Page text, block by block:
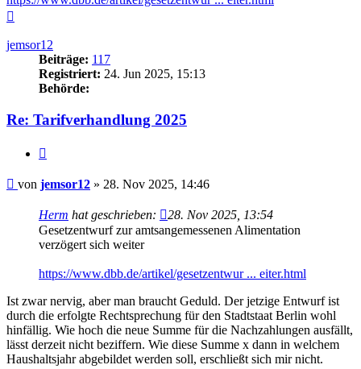
jemsor12
Beiträge: 117
Registriert: 24. Jun 2025, 15:13
Behörde:
Re: Tarifverhandlung 2025
Beitrag
von jemsor12 » 28. Nov 2025, 14:46
Herm hat geschrieben:
28. Nov 2025, 13:54
Gesetzentwurf zur amtsangemessenen Alimentation
verzögert sich weiter
https://www.dbb.de/artikel/gesetzentwur ... eiter.html
Ist zwar nervig, aber man braucht Geduld. Der jetzige Entwurf ist
durch die erfolgte Rechtsprechung für den Stadtstaat Berlin wohl
hinfällig. Wie hoch die neue Summe für die Nachzahlungen ausfällt,
lässt derzeit nicht beziffern. Wie diese Summe x dann in welchem
Haushaltsjahr abgebildet werden soll, erschließt sich mir nicht.